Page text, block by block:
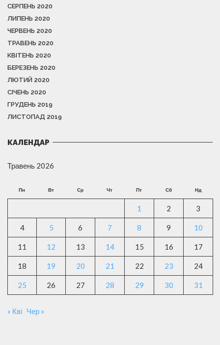
СЕРПЕНЬ 2020
ЛИПЕНЬ 2020
ЧЕРВЕНЬ 2020
ТРАВЕНЬ 2020
КВІТЕНЬ 2020
БЕРЕЗЕНЬ 2020
ЛЮТИЙ 2020
СІЧЕНЬ 2020
ГРУДЕНЬ 2019
ЛИСТОПАД 2019
КАЛЕНДАР
Травень 2026
Пн Вт Ср Чт Пт Сб Нд
1 2 3
4 5 6 7 8 9 10
11 12 13 14 15 16 17
18 19 20 21 22 23 24
25 26 27 28 29 30 31
« Кві Чер »